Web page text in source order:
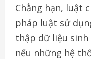
Chẳng hạn, luật
pháp luật sử
thập dữ liệu
nếu những hệ